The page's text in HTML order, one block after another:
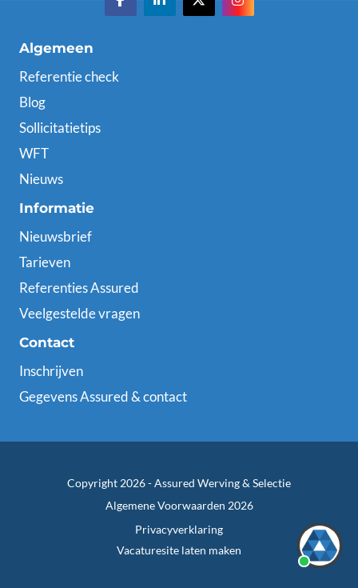
Algemeen
Referentie check
Blog
Sollicitatietips
WFT
Nieuws
Informatie
Nieuwsbrief
Tarieven
Referenties Assured
Veelgestelde vragen
Contact
Inschrijven
Gegevens Assured & contact
Copyright 2026 -Assured Werving & Selectie
Algemene Voorwaarden 2026
Privacyverklaring
Vacaturesite laten maken